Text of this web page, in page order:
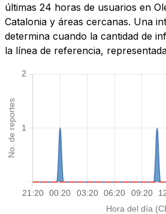
últimas 24 horas de usuarios en
Catalonia y áreas cercanas. Una
determina cuando la cantidad de
la línea de referencia,